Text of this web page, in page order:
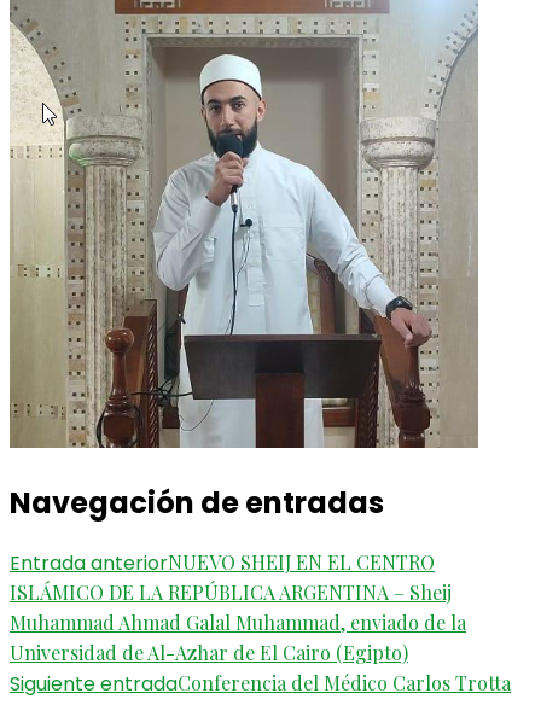
Navegación de entradas
Entrada anteriorNUEVO SHEIJ EN EL CENTRO
ISLÁMICO DE LA REPÚBLICA ARGENTINA – Sheij
Muhammad Ahmad Galal Muhammad, enviado de la
Universidad de Al-Azhar de El Cairo (Egipto)
Siguiente entradaConferencia del Médico Carlos Trotta